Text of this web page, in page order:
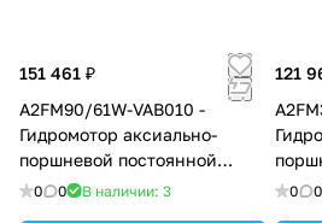
151 461 ₽
A2FM90/61W-VAB010 -
Гидромотор аксиально-
поршневой постоянной
производительности с
0 0 В наличии: 3
121
0 0